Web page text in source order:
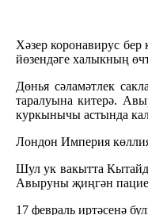
Хәзер коронавирус
йөзендәге халыкның
Дөнья сәламәтлек
таралуына китерә.
куркынычы астында
Лондон Империя
Шул ук вакытта
Авыруны җиңгән
17 февраль иртәсенә